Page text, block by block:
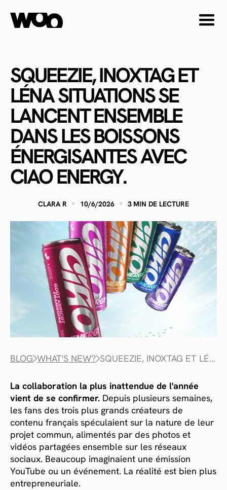
SQUEEZIE, INOXTAG ET
LÉNA SITUATIONS SE
LANCENT ENSEMBLE
DANS LES BOISSONS
ÉNERGISANTES AVEC
CIAO ENERGY.
CLARA R · 10/6/2026 · 3 MIN DE LECTURE
BLOG WHAT'S NEW? SQUEEZIE, INOXTAG ET LÉNA SITUATIONS SE LANCENT ENSEMBLE DANS LES BOISSONS ÉNERGISANTES AVEC CIAO ENERGY.
La collaboration la plus inattendue de l'année
vient de se confirmer. Depuis plusieurs semaines,
les fans des trois plus grands créateurs de
contenu français spéculaient sur la nature de leur
projet commun, alimentés par des photos et
vidéos partagées ensemble sur les réseaux
sociaux. Beaucoup imaginaient une émission
YouTube ou un événement. La réalité est bien plus
entrepreneuriale.